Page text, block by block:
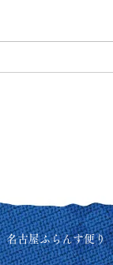
名古屋ふらんす便り